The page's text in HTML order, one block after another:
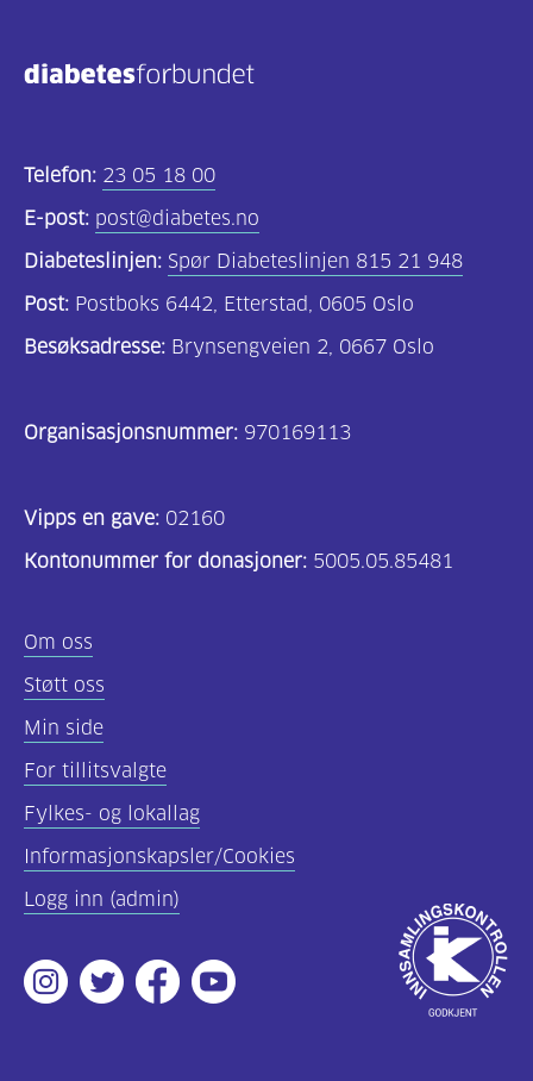
Telefon: 23 05 18 00
E-post: post@diabetes.no
Diabeteslinjen: Spør Diabeteslinjen 815 21 948
Post: Postboks 6442, Etterstad, 0605 Oslo
Besøksadresse: Brynsengveien 2, 0667 Oslo
Organisasjonsnummer: 970169113
Vipps en gave: 02160
Kontonummer for donasjoner: 5005.05.85481
Om oss
Støtt oss
Min side
For tillitsvalgte
Fylkes- og lokallag
Informasjonskapsler/Cookies
Logg inn (admin)
Instagram
TwitterFacebookYoutube
Godkjent
av